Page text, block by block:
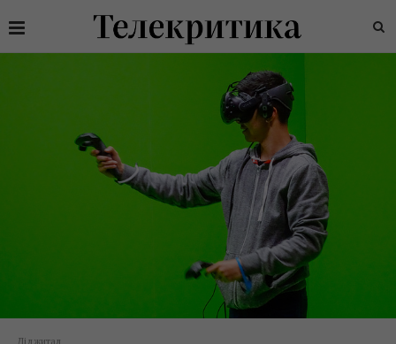
Діджитал